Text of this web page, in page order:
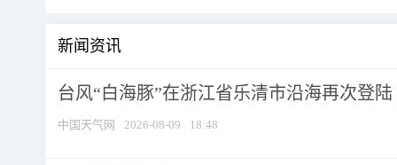
新闻资讯
台风“白海豚”在浙江省乐清市沿海再次登陆
中国天气网 2026-08-09 18:48